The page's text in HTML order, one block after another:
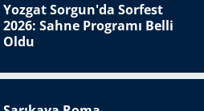
Yozgat Sorgun'da Sorfest
2026: Sahne Programı Belli
Oldu